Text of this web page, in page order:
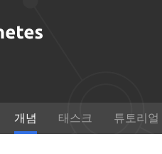
개념 태스크 튜토리얼